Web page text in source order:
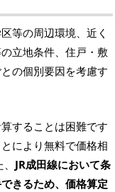
等の周辺環境、近く
立地条件、住戸・敷
の個別要因を考慮す
することは困難です
により無料で価格相
JR成田線において条
きるため、価格算定